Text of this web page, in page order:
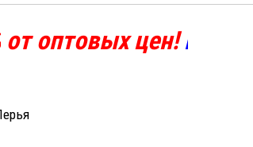
цен!Всвязи с